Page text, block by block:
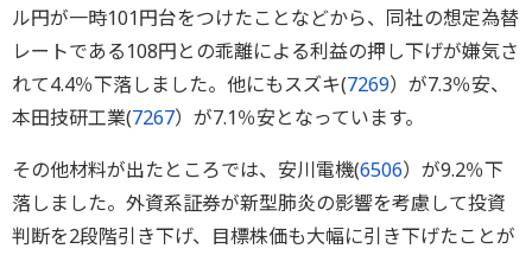
ル円が一時101円台をつけたことなどから、同社の想定為替
レートである108円との乖離による利益の押し下げが嫌気さ
れて4.4％下落しました。他にもスズキ(7269）が7.3％安、
本田技研工業(7267）が7.1％安となっています。
その他材料が出たところでは、安川電機(6506）が9.2％下
落しました。外資系証券が新型肺炎の影響を考慮して投資
判断を2段階引き下げ、目標株価も大幅に引き下げたことが